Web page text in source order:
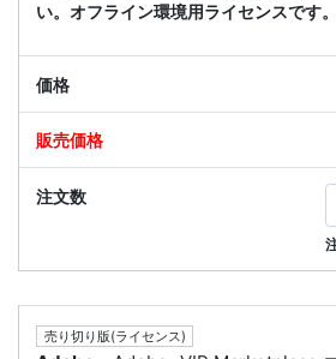
い。オフライン環境用ライセンスです。
売り切り版(ライセンス)